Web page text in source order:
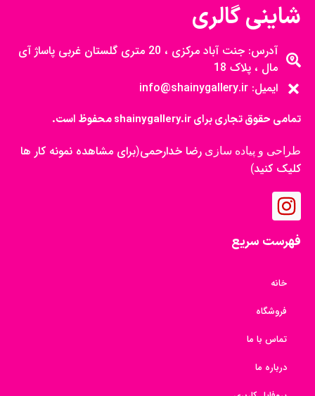
شاینی گالری
آدرس: جنت آباد مرکزی ، 20 متری گلستان غربی پاساژ آی
مال ، پلاک 18
ایمیل: info@shainygallery.ir
تمامی حقوق تجاری برای shainygallery.ir محفوظ است.
طراحی و پیاده سازی رضا خدارحمی(برای مشاهده نمونه کار ها
کلیک کنید)
فهرست سریع
خانه
فروشگاه
تماس با ما
درباره ما